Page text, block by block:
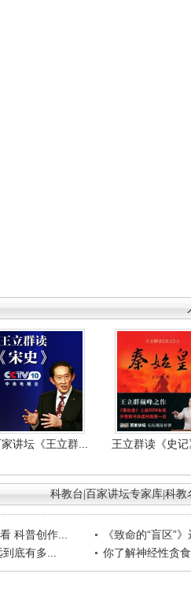
讲坛《王立群... 王立群读《史
科教台 百家讲坛专家库 科教
科普创作...
《致命的“盲区”
底有多...
你了解神经性贪